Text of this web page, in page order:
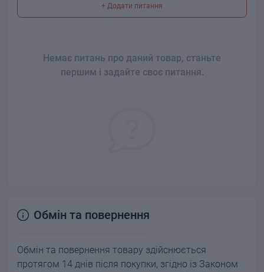
+ Додати питання
Немає питань про даний товар, станьте
першим і задайте своє питання.
Обмін та повернення
Обмін та повернення товару здійснюється
протягом 14 днів після покупки, згідно із Законом